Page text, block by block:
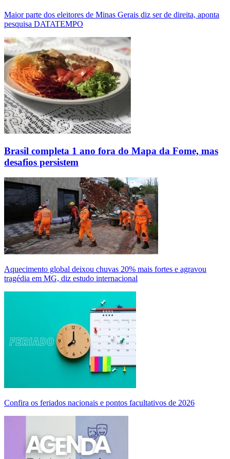
Maior parte dos eleitores de Minas Gerais diz ser de direita, aponta
pesquisa DATATEMPO
Brasil completa 1 ano fora do Mapa da Fome, mas
desafios persistem
Aquecimento global deixou chuvas 20% mais fortes e agravou
tragédia em MG, diz estudo internacional
Confira os feriados nacionais e pontos facultativos de 2026